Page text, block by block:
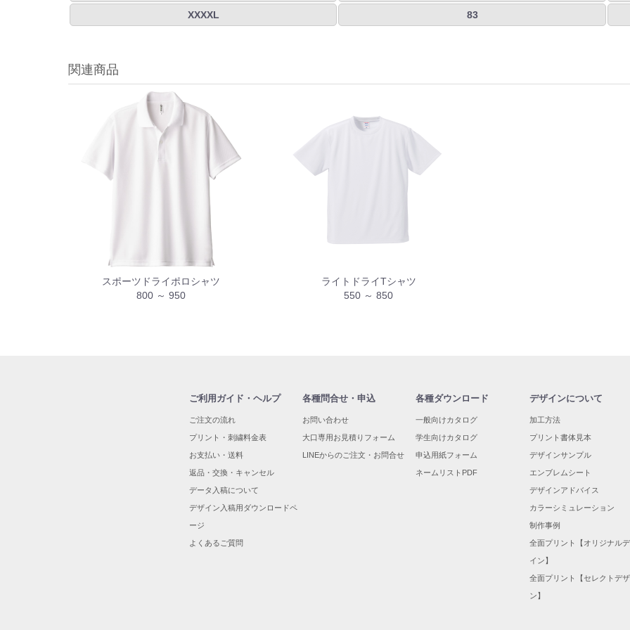
XXXXL 83
関連商品
スポーツドライポロシャツ
800 ～ 950
ライトドライTシャツ
550 ～ 850
ご利用ガイド・ヘルプ
ご注文の流れ
プリント・刺繍料金表
お支払い・送料
返品・交換・キャンセル
データ入稿について
デザイン入稿用ダウンロードペ
ージ
よくあるご質問
各種問合せ・申込
お問い合わせ
大口専用お見積りフォーム
LINEからのご注文・お問合せ
各種ダウンロード
一般向けカタログ
学生向けカタログ
申込用紙フォーム
ネームリストPDF
デザインについて
加工方法
プリント書体見本
デザインサンプル
エンブレムシート
デザインアドバイス
カラーシミュレーション
制作事例
全面プリント【オリジナル
イン】
全面プリント【セレクトデ
ン】